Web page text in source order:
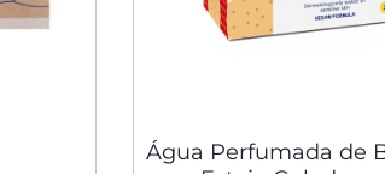
Água Perfumada de